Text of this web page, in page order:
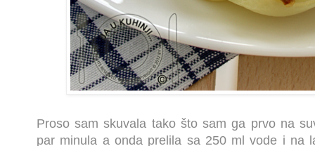
Proso sam skuvala tako što sam ga prvo na
par minula a onda prelila sa 250 ml vode i na